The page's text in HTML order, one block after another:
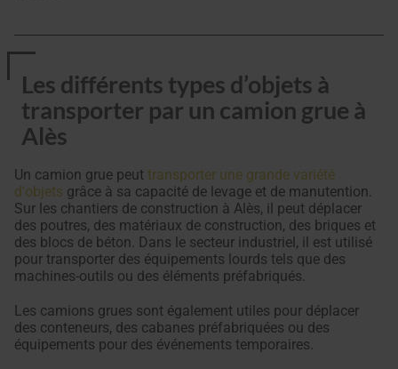
Les différents types d’objets à
transporter par un camion grue à
Alès
Un camion grue peut transporter une grande variété
d'objets grâce à sa capacité de levage et de manutention.
Sur les chantiers de construction à Alès, il peut déplacer
des poutres, des matériaux de construction, des briques et
des blocs de béton. Dans le secteur industriel, il est utilisé
pour transporter des équipements lourds tels que des
machines-outils ou des éléments préfabriqués.
Les camions grues sont également utiles pour déplacer
des conteneurs, des cabanes préfabriquées ou des
équipements pour des événements temporaires.